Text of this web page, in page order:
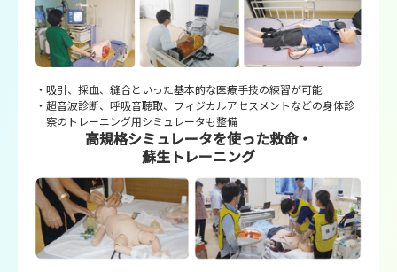
吸引、採血、縫合といった基本的な医療手技の練習が可能
超音波診断、呼吸音聴取、フィジカルアセスメントなどの身体診
察のトレーニング用シミュレータも整備
高規格シミュレータを使った救命・
蘇生トレーニング